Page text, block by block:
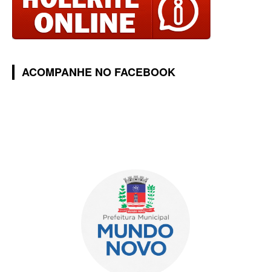
ACOMPANHE NO FACEBOOK